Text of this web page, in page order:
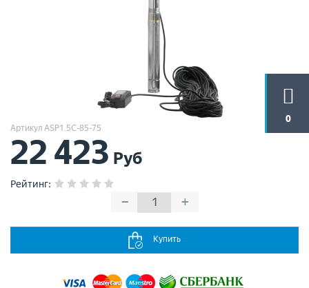
0
Артикул ASP1.5С-85-75
22 423 Руб
Рейтинг:
− +
Купить